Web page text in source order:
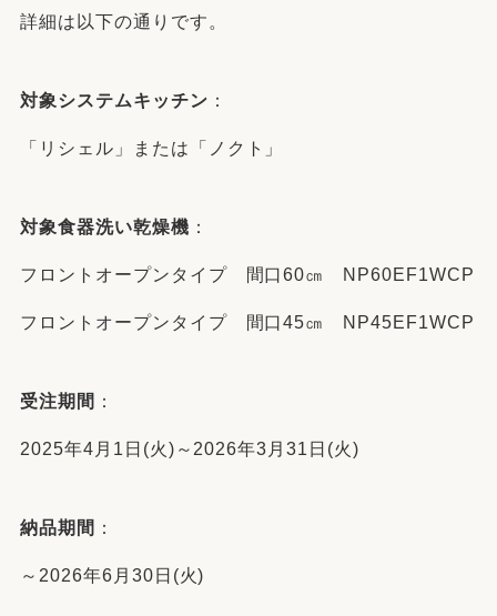
詳細は以下の通りです。
対象システムキッチン ：
「リシェル」または「ノクト」
対象食器洗い乾燥機 ：
フロントオープンタイプ 間口60㎝ NP60EF1WCP
フロントオープンタイプ 間口45㎝ NP45EF1WCP
受注期間 ：
2025年4月1日(火)～2026年3月31日(火)
納品期間 ：
～2026年6月30日(火)